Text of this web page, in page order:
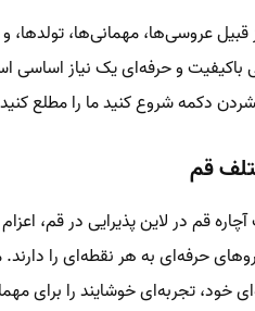
عروسی‌ها، مهمانی‌ها،
و حرفه‌ای یک نیاز
دکمه شروع کنید ما را مطلع
قم
قم در لاین پذیرایی در قم،
حرفه‌ای به هر نقطه‌ای را
خود، تجربه‌ای خوشایند را برای